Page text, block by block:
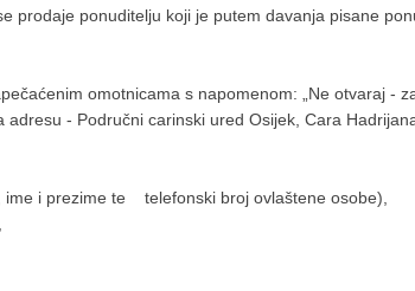
prodaje ponuditelju koji je putem davanja pisane
omotnicama s napomenom: „Ne otvaraj -
- Područni carinski ured Osijek, Cara
i prezime te telefonski broj ovlaštene osobe),